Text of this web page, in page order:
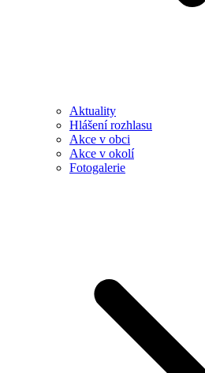
Aktuality
Hlášení rozhlasu
Akce v obci
Akce v okolí
Fotogalerie